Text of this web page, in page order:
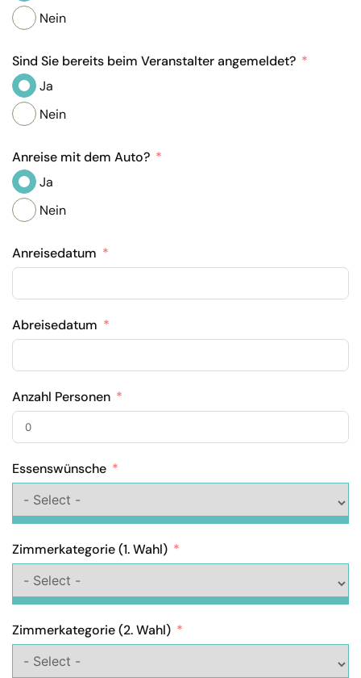
Nein
Sind Sie bereits beim Veranstalter angemeldet?
Ja
Nein
Anreise mit dem Auto?
Ja
Nein
Anreisedatum
Abreisedatum
Anzahl Personen
Essenswünsche
Zimmerkategorie (1. Wahl)
Zimmerkategorie (2. Wahl)